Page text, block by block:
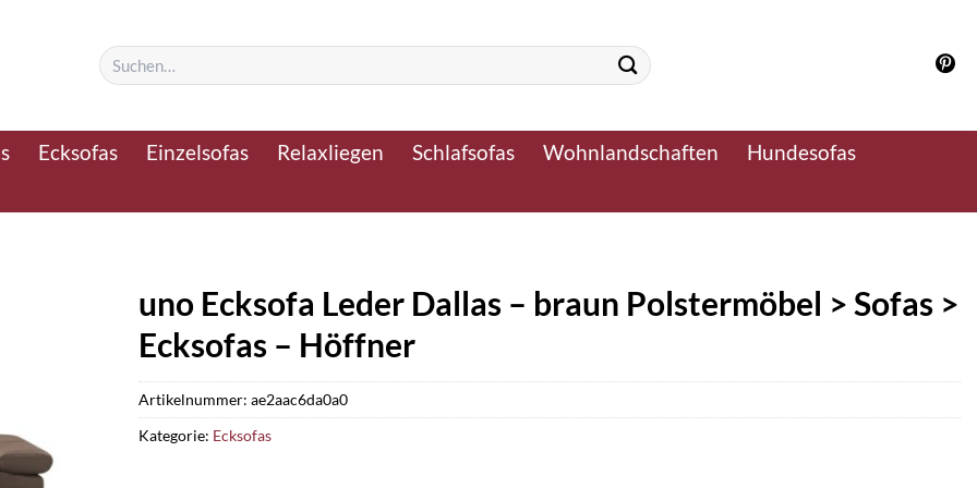
Suchen
nach:
Ecksofas Einzelsofas Relaxliegen Schlafsofas Wohnlandschaften
Hundesofas
uno Ecksofa Leder Dallas – braun Polstermöbel > Sofas >
Ecksofas – Höffner
Artikelnummer: ae2aac6da0a0
Kategorie: Ecksofas